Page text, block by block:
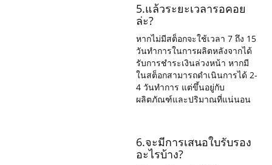
5.แล้วระยะเวลารอคอย
ล่ะ?
หากไม่มีสต็อกจะใช้เวลา 7 ถึง 15
วันทำการในการผลิตหลังจากได้
รับการชำระเงินล่วงหน้า หากมี
ในสต็อกสามารถดำเนินการได้ 2-
4 วันทำการ แต่ขึ้นอยู่กับ
ผลิตภัณฑ์และปริมาณที่แน่นอน
6.จะมีการเสนอใบรับรอง
อะไรบ้าง?